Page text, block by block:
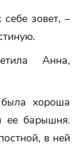
зовет, –
Анна,
хороша
ее барышня.
в ней